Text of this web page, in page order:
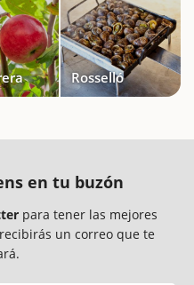
Rosselló
en tu buzón
para tener las mejores
un correo que te